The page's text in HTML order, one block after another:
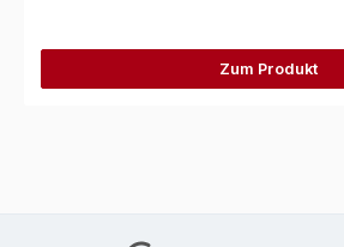
Zum Produkt